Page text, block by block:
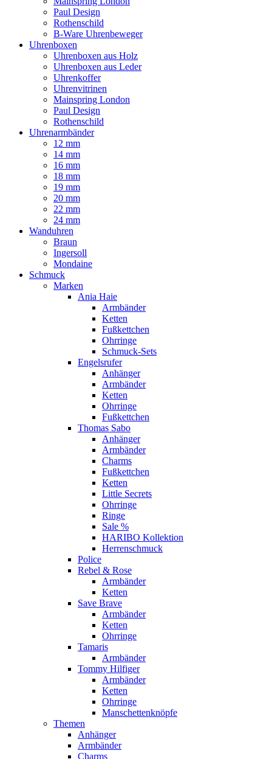
Paul Design
Rothenschild
B-Ware Uhrenbeweger
Uhrenboxen
Uhrenboxen aus Holz
Uhrenboxen aus Leder
Uhrenkoffer
Uhrenvitrinen
Mainspring London
Paul Design
Rothenschild
Uhrenarmbänder
12 mm
14 mm
16 mm
18 mm
19 mm
20 mm
22 mm
24 mm
Wanduhren
Braun
Ingersoll
Mondaine
Schmuck
Marken
Ania Haie
Armbänder
Ketten
Fußkettchen
Ohrringe
Schmuck-Sets
Engelsrufer
Anhänger
Armbänder
Ketten
Ohrringe
Fußkettchen
Thomas Sabo
Anhänger
Armbänder
Charms
Fußkettchen
Ketten
Little Secrets
Ohrringe
Ringe
Sale %
HARIBO Kollektion
Herrenschmuck
Police
Rebel & Rose
Armbänder
Ketten
Save Brave
Armbänder
Ketten
Ohrringe
Tamaris
Armbänder
Tommy Hilfiger
Armbänder
Ketten
Ohrringe
Manschettenknöpfe
Themen
Anhänger
Armbänder
Charms